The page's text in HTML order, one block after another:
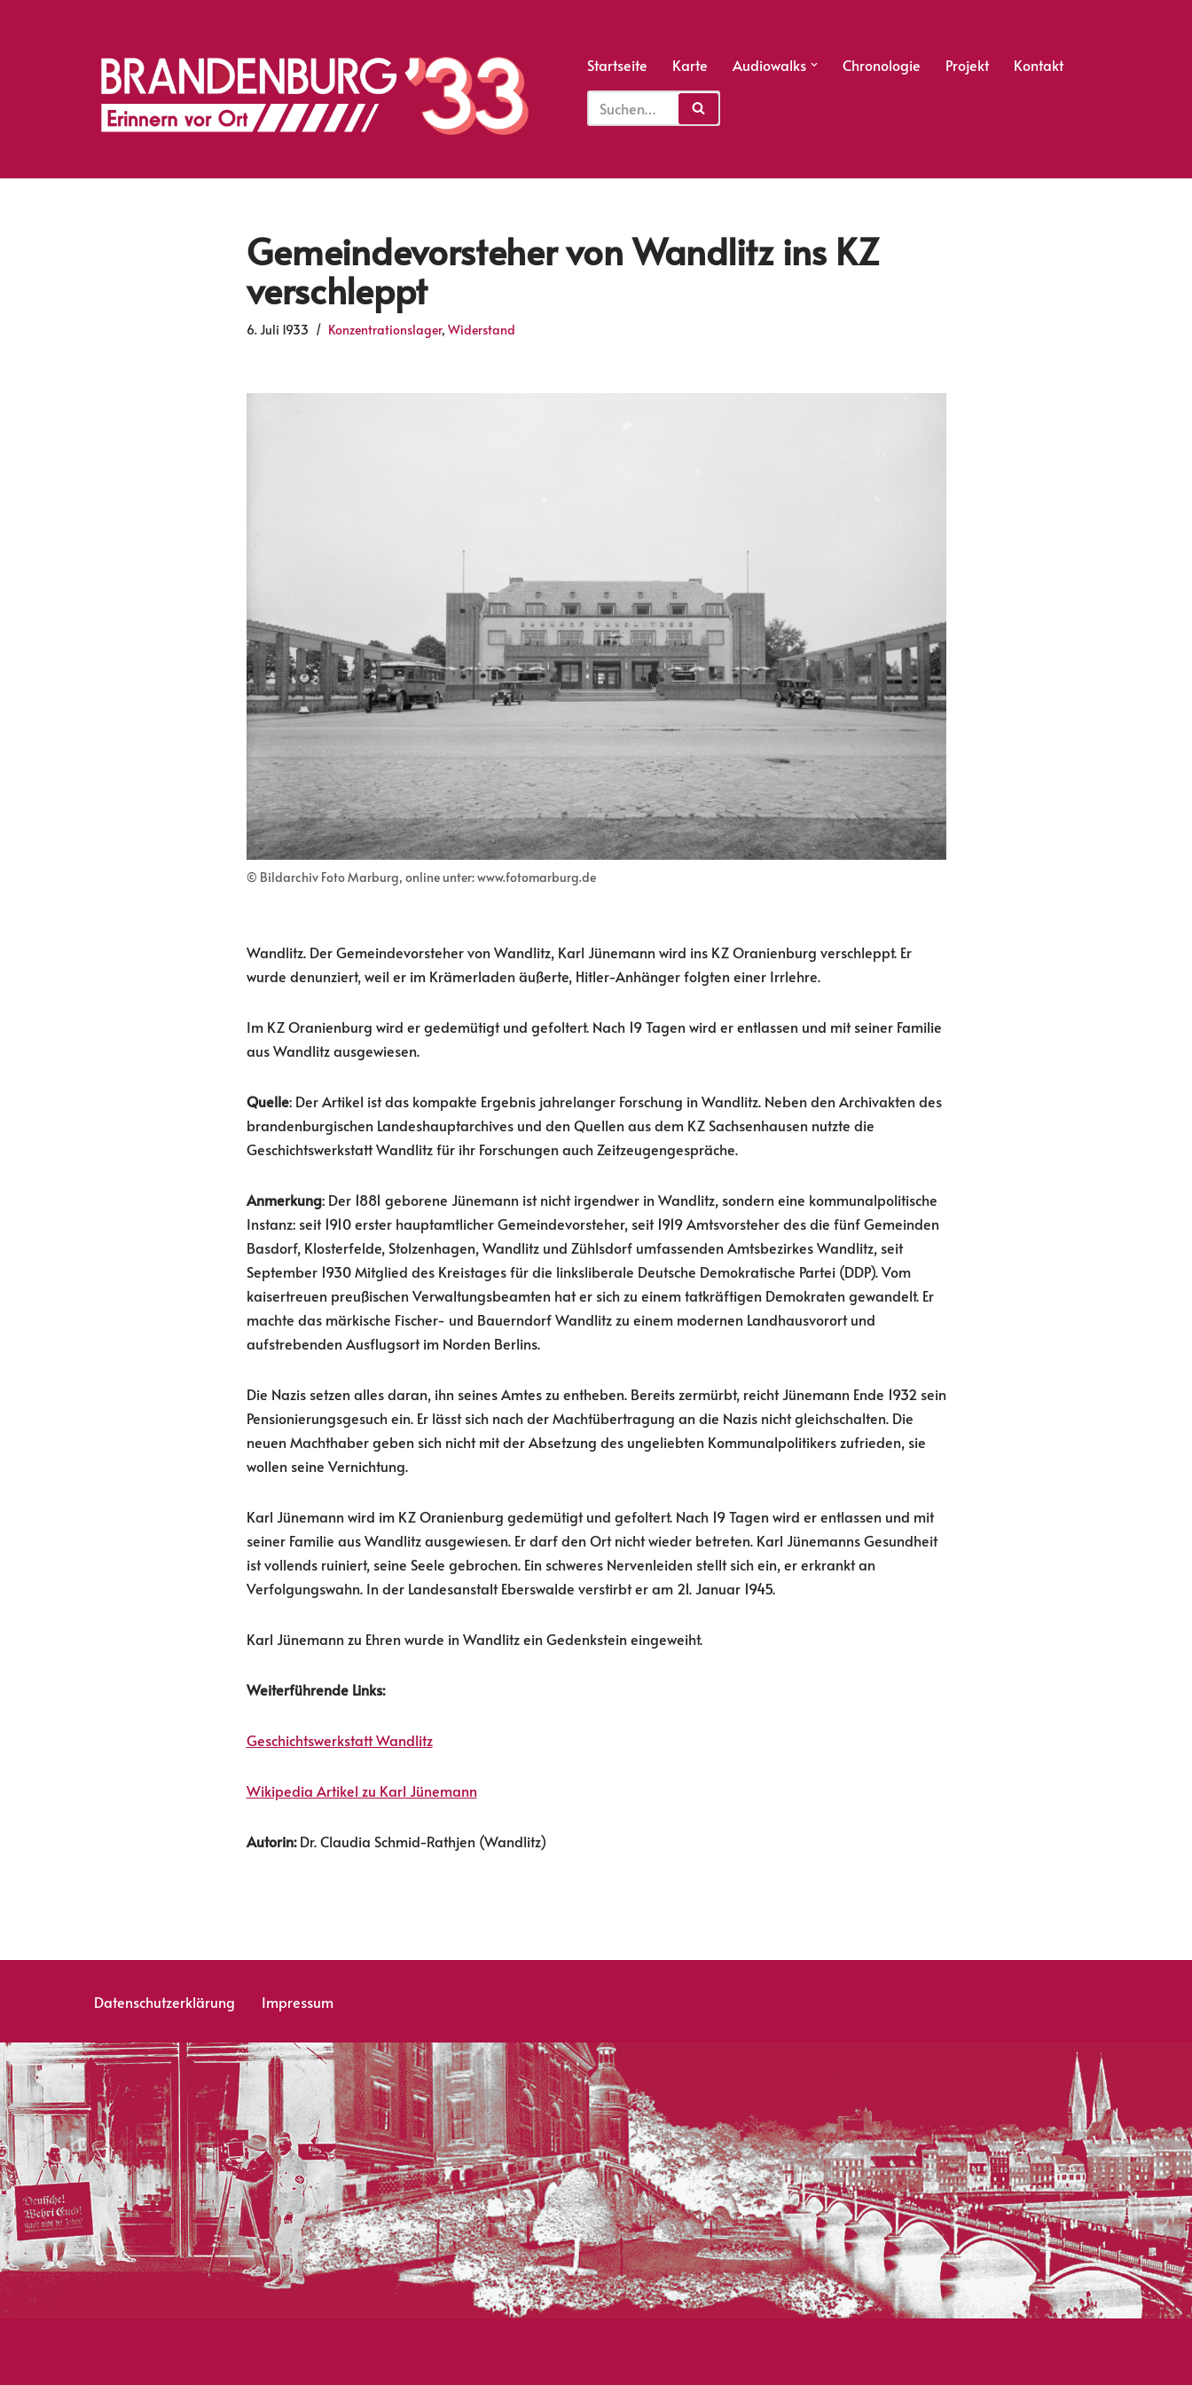
Startseite Karte Audiowalks Chronologie Projekt Kontakt
Gemeindevorsteher von Wandlitz ins KZ
verschleppt
6. Juli 1933 Konzentrationslager, Widerstand
© Bildarchiv Foto Marburg, online unter: www.fotomarburg.de
Wandlitz. Der Gemeindevorsteher von Wandlitz, Karl Jünemann wird ins KZOranienburg verschleppt. Er
wurde denunziert, weil er im Krämerladen äußerte, Hitler-Anhänger folgten einer Irrlehre.
Im KZ Oranienburg wird er gedemütigt und gefoltert. Nach 19 Tagen wird er entlassen und mit seiner Familie
aus Wandlitz ausgewiesen.
Quelle: Der Artikel ist das kompakte Ergebnis jahrelanger Forschung in Wandlitz. Neben den Archivakten des
brandenburgischen Landeshauptarchives und den Quellen aus dem KZ Sachsenhausen nutzte die
Geschichtswerkstatt Wandlitz für ihr Forschungen auch Zeitzeugengespräche.
Anmerkung: Der 1881 geborene Jünemann ist nicht irgendwer in Wandlitz, sondern eine kommunalpolitische
Instanz: seit 1910 erster hauptamtlicher Gemeindevorsteher, seit 1919 Amtsvorsteher des die fünf Gemeinden
Basdorf, Klosterfelde, Stolzenhagen, Wandlitz und Zühlsdorf umfassenden Amtsbezirkes Wandlitz, seit
September 1930 Mitglied des Kreistages für die linksliberale Deutsche Demokratische Partei (DDP). Vom
kaisertreuen preußischen Verwaltungsbeamten hat er sich zu einem tatkräftigen Demokraten gewandelt. Er
machte das märkische Fischer- und Bauerndorf Wandlitz zu einem modernen Landhausvorort und
aufstrebenden Ausflugsort im Norden Berlins.
Die Nazis setzen alles daran, ihn seines Amtes zu entheben. Bereits zermürbt, reicht Jünemann Ende 1932 sein
Pensionierungsgesuch ein. Er lässt sich nach der Machtübertragung an die Nazis nicht gleichschalten. Die
neuen Machthaber geben sich nicht mit der Absetzung des ungeliebten Kommunalpolitikers zufrieden, sie
wollen seine Vernichtung.
Karl Jünemann wird im KZ Oranienburg gedemütigt und gefoltert. Nach 19 Tagen wird er entlassen und mit
seiner Familie aus Wandlitz ausgewiesen. Er darf den Ort nicht wieder betreten. Karl Jünemanns Gesundheit
ist vollends ruiniert, seine Seele gebrochen. Ein schweres Nervenleiden stellt sich ein, er erkrankt an
Verfolgungswahn. In der Landesanstalt Eberswalde verstirbt er am 21. Januar 1945.
Karl Jünemann zu Ehren wurde in Wandlitz ein Gedenkstein eingeweiht.
Weiterführende Links:
Geschichtswerkstatt Wandlitz
Wikipedia Artikel zu Karl Jünemann
Autorin:Dr. Claudia Schmid-Rathjen (Wandlitz)
Datenschutzerklärung Impressum